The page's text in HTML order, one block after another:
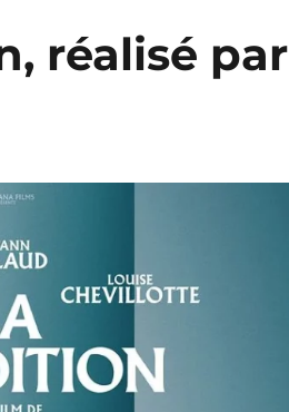
réalisé par